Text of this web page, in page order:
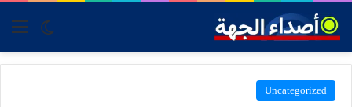
skin
Uncategorized